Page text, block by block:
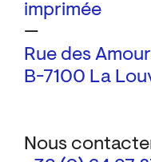
imprimée
—
Rue des
B-7100 La
Nous